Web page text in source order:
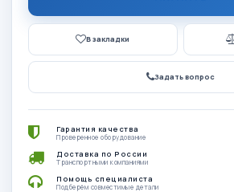
В закладки
Задать вопрос
Гарантия качества
Проверенное оборудование
Доставка по России
Транспортными компаниями
Помощь специалиста
Подберём совместимые детали